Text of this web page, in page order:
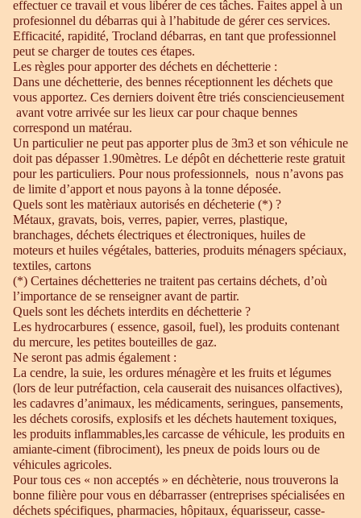
effectuer ce travail et vous libérer de ces tâches. Faites appel à un
profesionnel du débarras qui à l’habitude de gérer ces services.
Efficacité, rapidité, Trocland débarras, en tant que professionnel
peut se charger de toutes ces étapes.
Les règles pour apporter des déchets en déchetterie :
Dans une déchetterie, des bennes réceptionnent les déchets que
vous apportez. Ces derniers doivent être triés consciencieusement
avant votre arrivée sur les lieux car pour chaque bennes
correspond un matérau.
Un particulier ne peut pas apporter plus de 3m3 et son véhicule ne
doit pas dépasser 1.90mètres. Le dépôt en déchetterie reste gratuit
pour les particuliers. Pour nous professionnels, nous n’avons pas
de limite d’apport et nous payons à la tonne déposée.
Quels sont les matèriaux autorisés en décheterie (*) ?
Métaux, gravats, bois, verres, papier, verres, plastique,
branchages, déchets électriques et électroniques, huiles de
moteurs et huiles végétales, batteries, produits ménagers spéciaux,
textiles, cartons
(*) Certaines déchetteries ne traitent pas certains déchets, d’où
l’importance de se renseigner avant de partir.
Quels sont les déchets interdits en déchetterie ?
Les hydrocarbures ( essence, gasoil, fuel), les produits contenant
du mercure, les petites bouteilles de gaz.
Ne seront pas admis également :
La cendre, la suie, les ordures ménagère et les fruits et légumes
(lors de leur putréfaction, cela causerait des nuisances olfactives),
les cadavres d’animaux, les médicaments, seringues, pansements,
les déchets corosifs, explosifs et les déchets hautement toxiques,
les produits inflammables,les carcasse de véhicule, les produits en
amiante-ciment (fibrociment), les pneux de poids lours ou de
véhicules agricoles.
Pour tous ces « non acceptés » en déchèterie, nous trouverons la
bonne filière pour vous en débarrasser (entreprises spécialisées en
déchets spécifiques, pharmacies, hôpitaux, équarisseur, casse-